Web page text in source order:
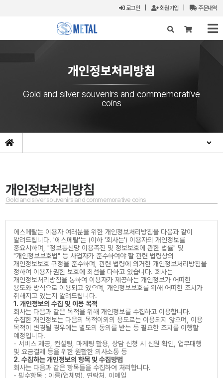
로그인| 회원가입 주문내역
개인정보처리방침
Gold and silver souvenirs and commemorative
coins
개인정보처리방침
Gold and silver souvenirs and commemorative coins
에스메탈는 이용자 여러분을 위한 개인정보처리방침을 다음과 같이
알려드립니다. '에스메탈'는 (이하 '회사는') 이용자의 개인정보를
중요시하며, "정보통신망 이용촉진 및 정보보호에 관한 법률" 및
"개인정보보호법" 등 사업자가 준수하여야 할 관련 법령상의
개인정보보호 규정을 준수하며, 관련 법령에 의거한 개인정보처리방침을
정하여 이용자 권힌 보호에 최선을 다하고 있습니다. 회사는
개인정보처리방침을 통하여 이용자가 제공하는 개인정보가 어떠한
용도와 방식으로 이용되고 있으며, 개인정보보호를 위해 어떠한 조치가
취해지고 있는지 알려드립니다.
1. 개인정보의 수집 및 이용 목적
회사는 다음과 같은 목적을 위해 개인정보를 수집하고 이용합니다.
수집한 개인정보는 다음의 목적이외의 용도로는 이용되지 않으며, 이용
목적이 변경될 경우에는 별도의 동의를 받는 등 필요한 조치를 이행할
예정입니다.
- 서비스 제공, 컨설팅, 마케팅 활용, 상담 신청 시 신원 확인, 업무대행
및 요금결제 등을 위한 원활한 의사소통 등
2. 수집하는 개인정보의 항목 및 수집방법
회사는 다음과 같은 항목들을 수집하여 처리합니다.
- 필수항목 : 이름(업체명), 연락처, 이메일